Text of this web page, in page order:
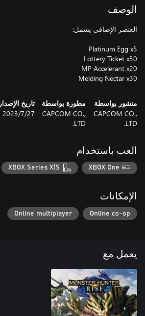
الوصف
Melding Nectar x30
منشور بواسطة
CAPCOM CO.,
LTD.
مطورة بواسطة
CAPCOM CO.,
LTD.
تاريخ الإصدار
27‏/7‏/2023
العب باستخدام
XBOX One
XBOX Series X|S
الإمكانات
Online co-op
Online multiplayer
يعمل مع